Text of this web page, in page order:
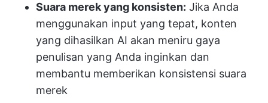
Suara merek yang konsisten: Jika Anda
menggunakan input yang tepat, konten
yang dihasilkan AI akan meniru gaya
penulisan yang Anda inginkan dan
membantu memberikan konsistensi suara
merek